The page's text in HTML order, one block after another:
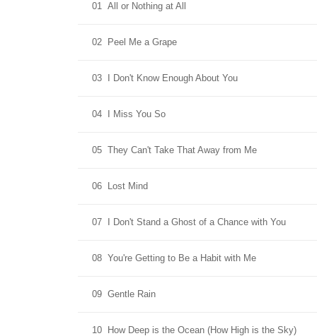
01 All or Nothing at All
02 Peel Me a Grape
03 I Don't Know Enough About You
04 I Miss You So
05 They Can't Take That Away from Me
06 Lost Mind
07 I Don't Stand a Ghost of a Chance with You
08 You're Getting to Be a Habit with Me
09 Gentle Rain
10 How Deep is the Ocean (How High is the Sky)